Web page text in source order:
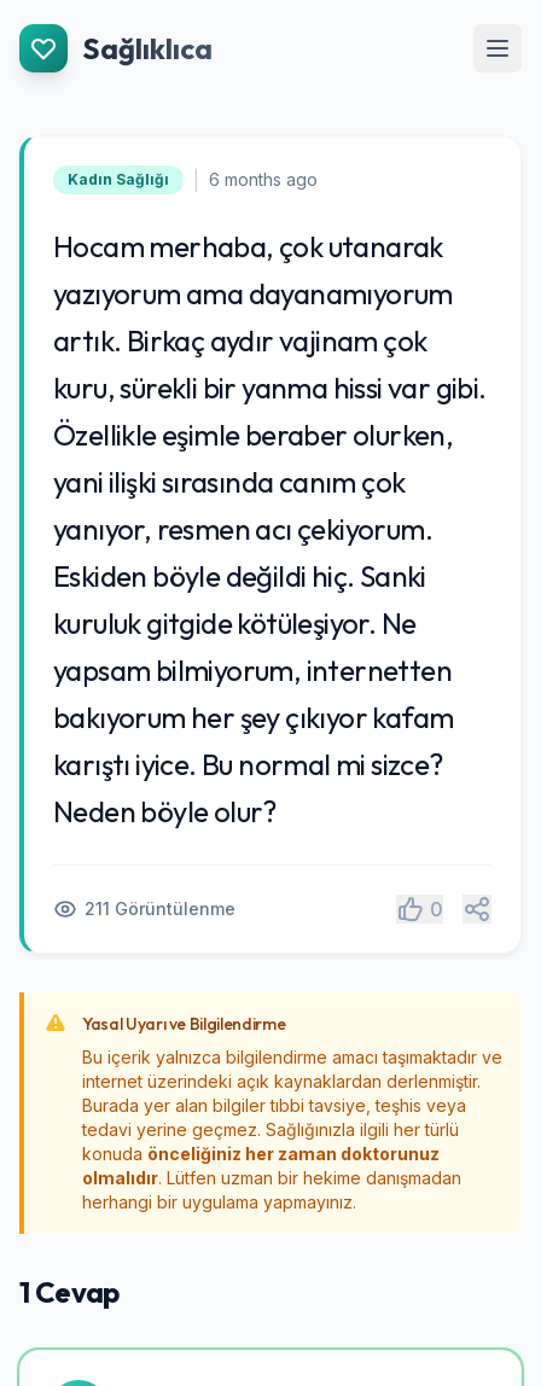
İçeriğe Git
Sağlıklıca
Kadın Sağlığı 6 months ago
Hocam merhaba, çok utanarak
yazıyorum ama dayanamıyorum
artık. Birkaç aydır vajinam çok
kuru, sürekli bir yanma hissi var gibi.
Özellikle eşimle beraber olurken,
yani ilişki sırasında canım çok
yanıyor, resmen acı çekiyorum.
Eskiden böyle değildi hiç. Sanki
kuruluk gitgide kötüleşiyor. Ne
yapsam bilmiyorum, internetten
bakıyorum her şey çıkıyor kafam
karıştı iyice. Bu normal mi sizce?
Neden böyle olur?
211 Görüntülenme 0 Paylaş
Yasal Uyarı ve Bilgilendirme
Bu içerik yalnızca bilgilendirme amacı taşımaktadır ve
internet üzerindeki açık kaynaklardan derlenmiştir.
Burada yer alan bilgiler tıbbi tavsiye, teşhis veya
tedavi yerine geçmez. Sağlığınızla ilgili her türlü
konuda önceliğiniz her zaman doktorunuz
olmalıdır. Lütfen uzman bir hekime danışmadan
herhangi bir uygulama yapmayınız.
1 Cevap